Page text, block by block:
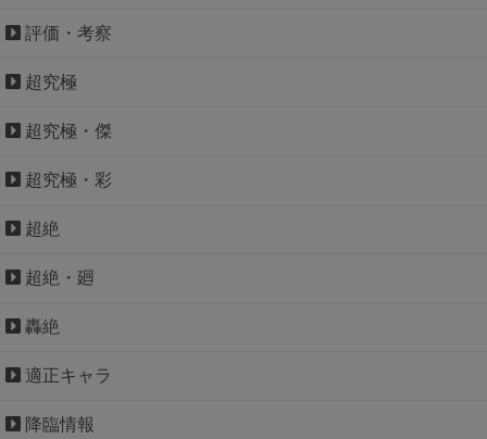
評価・考察
超究極
超究極・傑
超究極・彩
超絶
超絶・廻
轟絶
適正キャラ
降臨情報